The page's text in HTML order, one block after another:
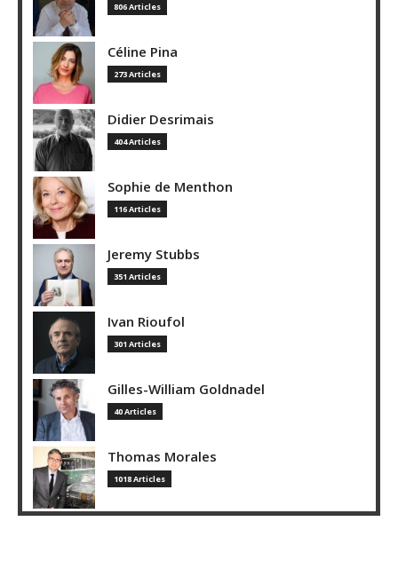
806 Articles
Céline Pina
273 Articles
Didier Desrimais
404 Articles
Sophie de Menthon
116 Articles
Jeremy Stubbs
351 Articles
Ivan Rioufol
301 Articles
Gilles-William Goldnadel
40 Articles
Thomas Morales
1018 Articles